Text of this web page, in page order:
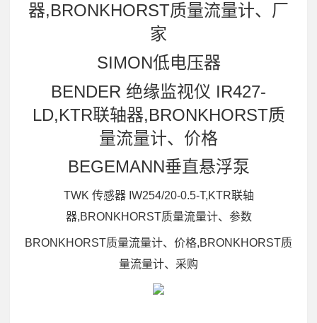
器,BRONKHORST质量流量计、厂
家
SIMON低电压器
BENDER 绝缘监视仪 IR427-
LD,KTR联轴器,BRONKHORST质
量流量计、价格
BEGEMANN垂直悬浮泵
TWK 传感器 IW254/20-0.5-T,KTR联轴
器,BRONKHORST质量流量计、参数
BRONKHORST质量流量计、价格,BRONKHORST质
量流量计、采购